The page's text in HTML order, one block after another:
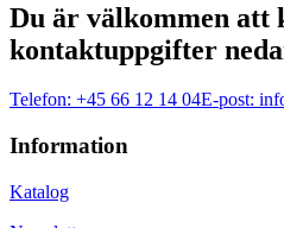
Du är välkommen att
kontaktuppgifter
Telefon: +45 66 12 14 04E-post:
Information
Katalog